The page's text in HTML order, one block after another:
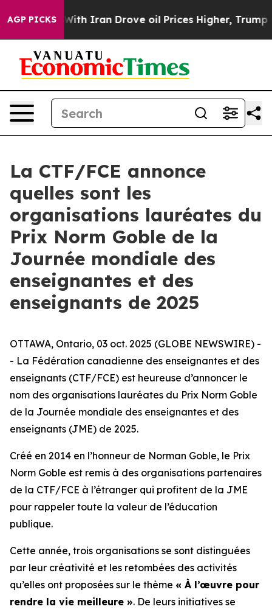
AGP PICKS
war With Iran Drove oil Prices Higher, Trump
La CTF/FCE annonce
quelles sont les
organisations lauréates du
Prix Norm Goble de la
Journée mondiale des
enseignantes et des
enseignants de 2025
OTTAWA, Ontario, 03 oct. 2025 (GLOBE NEWSWIRE) -
- La Fédération canadienne des enseignantes et des
enseignants (CTF/FCE) est heureuse d’annoncer le
nom des organisations lauréates du Prix Norm Goble
de la Journée mondiale des enseignantes et des
enseignants (JME) de 2025.
Créé en 2014 en l’honneur de Norman Goble, le Prix
Norm Goble est remis à des organisations partenaires
de la CTF/FCE à l’étranger qui profitent de la JME
pour rappeler toute la valeur de l’éducation
publique.
Cette année, trois organisations se sont distinguées
par leur créativité et les retombées des activités
qu’elles ont proposées sur le thème « À l’œuvre pour
rendre la vie meilleure ». De leurs initiatives se